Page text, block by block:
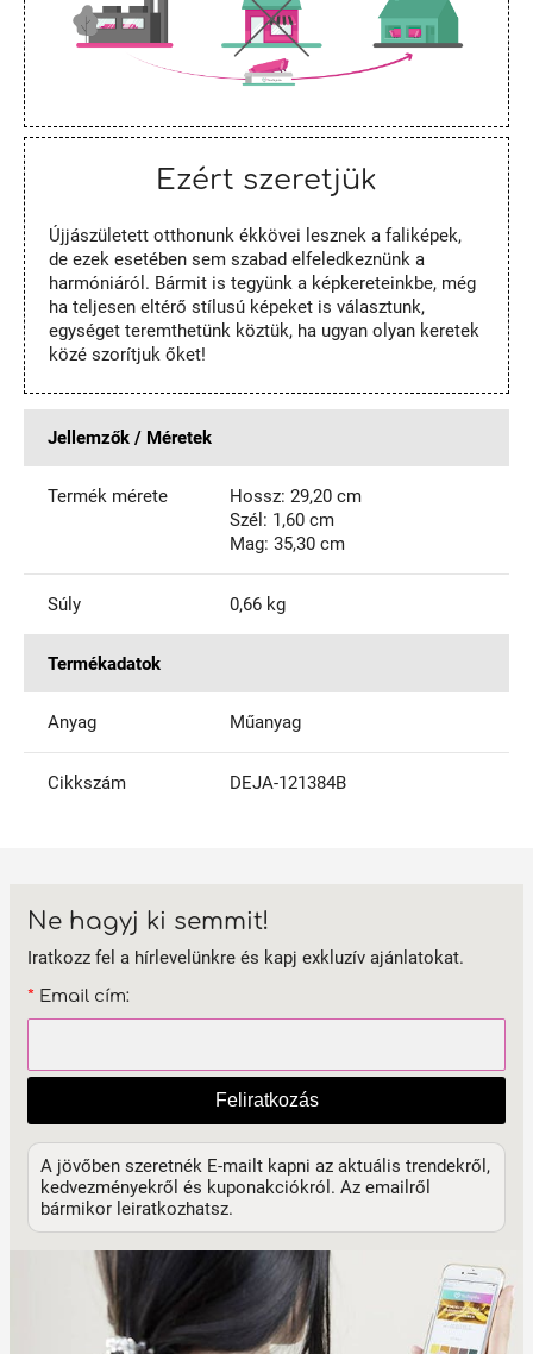
Ezért szeretjük
Újjászületett otthonunk ékkövei lesznek a faliképek,
de ezek esetében sem szabad elfeledkeznünk a
harmóniáról. Bármit is tegyünk a képkereteinkbe, még
ha teljesen eltérő stílusú képeket is választunk,
egységet teremthetünk köztük, ha ugyan olyan keretek
közé szorítjuk őket!
Jellemzők / Méretek
Termék mérete
Hossz: 29,20 cm
Szél: 1,60 cm
Mag: 35,30 cm
Súly 0,66 kg
Termékadatok
Anyag Műanyag
Cikkszám DEJA-121384B
Ne hagyj ki semmit!
Iratkozz fel a hírlevelünkre és kapj exkluzív ajánlatokat.
* Email cím:
Feliratkozás
A jövőben szeretnék E-mailt kapni az aktuális trendekről,
kedvezményekről és kuponakciókról. Az emailről
bármikor leiratkozhatsz.